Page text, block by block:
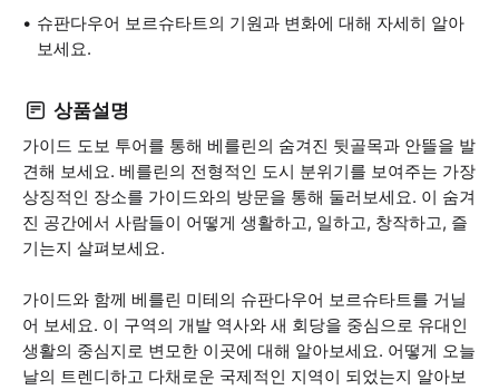
슈판다우어 보르슈타트의 기원과 변화에 대해 자세히 알아
보세요.
상품설명
가이드 도보 투어를 통해 베를린의 숨겨진 뒷골목과 안뜰을 발
견해 보세요. 베를린의 전형적인 도시 분위기를 보여주는 가장
상징적인 장소를 가이드와의 방문을 통해 둘러보세요. 이 숨겨
진 공간에서 사람들이 어떻게 생활하고, 일하고, 창작하고, 즐
기는지 살펴보세요.
가이드와 함께 베를린 미테의 슈판다우어 보르슈타트를 거닐
어 보세요. 이 구역의 개발 역사와 새 회당을 중심으로 유대인
생활의 중심지로 변모한 이곳에 대해 알아보세요. 어떻게 오늘
날의 트렌디하고 다채로운 국제적인 지역이 되었는지 알아보